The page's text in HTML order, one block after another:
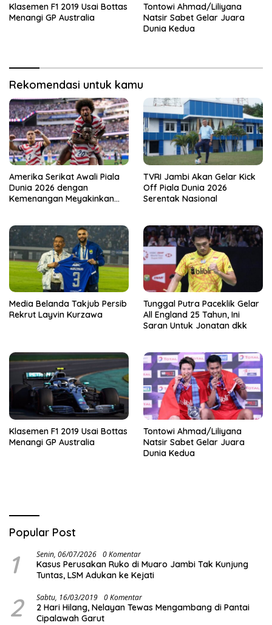
Klasemen F1 2019 Usai Bottas
Menangi GP Australia
Tontowi Ahmad/Liliyana
Natsir Sabet Gelar Juara
Dunia Kedua
Rekomendasi untuk kamu
Amerika Serikat Awali Piala
Dunia 2026 dengan
Kemenangan Meyakinkan
TVRI Jambi Akan Gelar Kick
Off Piala Dunia 2026
Serentak Nasional
Media Belanda Takjub Persib
Rekrut Layvin Kurzawa
Tunggal Putra Paceklik Gelar
All England 25 Tahun, Ini
Saran Untuk Jonatan dkk
Klasemen F1 2019 Usai Bottas
Menangi GP Australia
Tontowi Ahmad/Liliyana
Natsir Sabet Gelar Juara
Dunia Kedua
Popular Post
1 Senin, 06/07/2026 0 Komentar
Kasus Perusakan Ruko di Muaro Jambi Tak Kunjung
Tuntas, LSM Adukan ke Kejati
2 Sabtu, 16/03/2019 0 Komentar
2 Hari Hilang, Nelayan Tewas Mengambang di Pantai
Cipalawah Garut